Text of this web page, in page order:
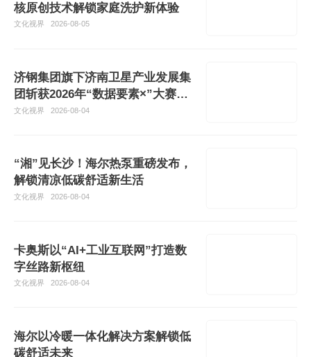
核原创技术解锁家庭洗护新体验
文化视界 2026-08-05
济钢集团旗下济南卫星产业发展集
团斩获2026年“数据要素×”大赛山
东分
文化视界 2026-08-04
“湘”见长沙！海尔热泵重磅发布，
解锁清凉低碳舒适新生活
文化视界 2026-08-04
卡奥斯以“AI+工业互联网”打造数
字丝路新枢纽
文化视界 2026-08-04
海尔以冷暖一体化解决方案解锁低
碳舒适未来